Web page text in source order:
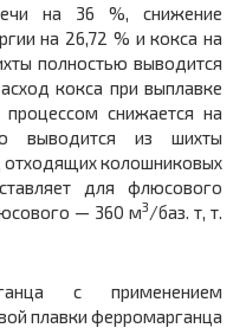
на 36 %, снижение
на 26,72 % и кокса на
полностью выводится
кокса при выплавке
снижается на
выводится из шихты
отходящих колошниковых
для флюсового
— 360 м3/баз. т, т.
с применением
плавки ферромарганца